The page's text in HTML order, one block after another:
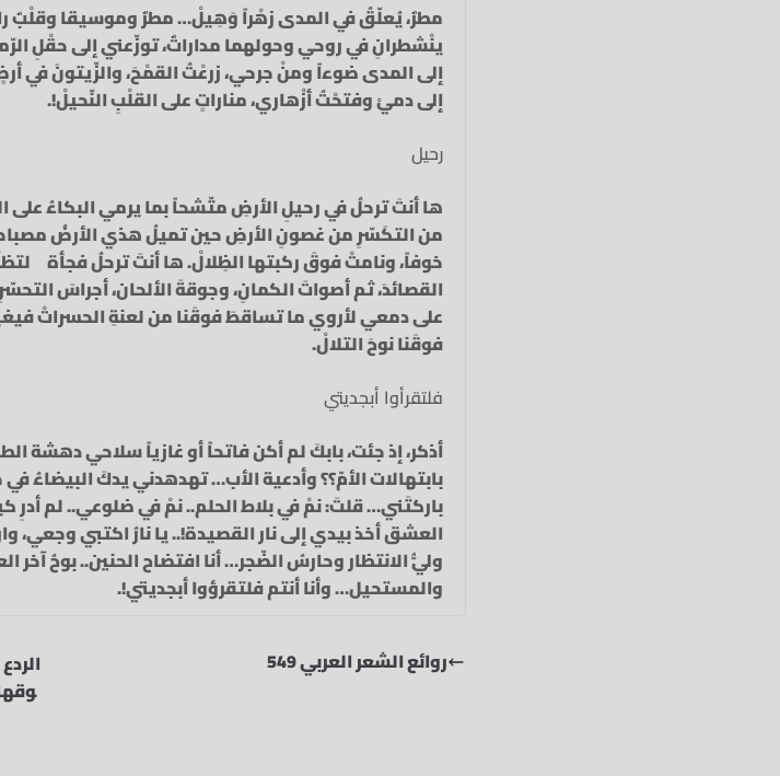
مطرٌ،‏ يُعلّقُ في المدى‏ زهْراً وَهِيلْ…‏ مطرٌ وموسيقا‏
ينْشطرانِ‏ في روحي‏ وحولهما مداراتٌ،‏ توزّعني إلى حقْلِ
إلى المدى ضوءاً‏ ومنْ جرحي،‏ زرعْتُ القمْحَ،‏ والزّيتونَ‏ في
إلى دميْ‏ وفتحْتُ أزْهاري،‏ مناراتٍ‏ على القلْبِ النّحيلْ!.
رحيل
ها أنتَ ترحلُ في رحيلِ الأرضِ متّشحاً بما يرمي البكاءُ على
من التكَسّرِ من غصونِ الأرضِ حين تميلُ هذي الأرضُ
خوفاً، ونامتْ فوقَ ركبتها الظِلالْ. ها أنتَ ترحلُ فجأة
القصائدَ، ثم أصواتَ الكمانِ، وجوقةَ الألحان، أجراسَ
على دمعي لأروي ما تساقطَ فوقَنا من لعنةِ الحسراتْ
فوقَنا نوحَ التلالْ.‏
فلتقرأوا أبجديتي
أذكر، إذ جئت، بابكَ لم أكن فاتحاً أو غازياً‏ سلاحي دهشة
بابتهالات الأمّ‏؟؟ وأدعية الأب…‏ تهدهدني يدكَ البيضاءُ‏
باركتَني…‏ قلتَ: نمْ في بلاط الحلم..‏ نمْ في ضلوعي..‏ لم
العشق أخذ بيدي‏ إلى نار القصيدة!‏.. يا نارُ‏ اكتبي وجعي،‏
وليُّ الانتظار‏ وحارسُ الضّجر…‏ أنا افتضاح الحنين‏.. بوحُ آخر
والمستحيل…‏ وأنا أنتم‏ فلتقرؤوا أبجديتي!‏.
روائع الشعر العربي 549